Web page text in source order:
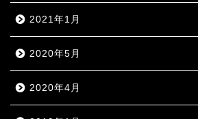
2021年1月
2020年5月
2020年4月